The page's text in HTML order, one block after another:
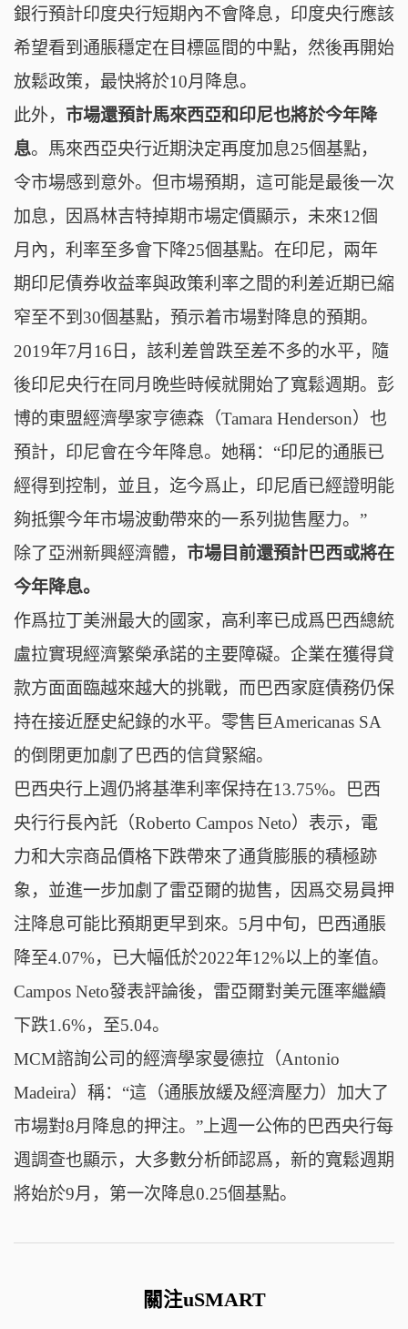
銀行預計印度央行短期內不會降息，印度央行應該
希望看到通脹穩定在目標區間的中點，然後再開始
放鬆政策，最快將於10月降息。
此外， 市場還預計馬來西亞和印尼也將於今年降
息。馬來西亞央行近期決定再度加息25個基點，
令市場感到意外。但市場預期，這可能是最後一次
加息，因爲林吉特掉期市場定價顯示，未來12個
月內，利率至多會下降25個基點。在印尼，兩年
期印尼債券收益率與政策利率之間的利差近期已縮
窄至不到30個基點，預示着市場對降息的預期。
2019年7月16日，該利差曾跌至差不多的水平，隨
後印尼央行在同月晚些時候就開始了寬鬆週期。彭
博的東盟經濟學家亨德森（Tamara Henderson）也
預計，印尼會在今年降息。她稱：“印尼的通脹已
經得到控制，並且，迄今爲止，印尼盾已經證明能
夠抵禦今年市場波動帶來的一系列拋售壓力。”
除了亞洲新興經濟體， 市場目前還預計巴西或將在
今年降息。
作爲拉丁美洲最大的國家，高利率已成爲巴西總統
盧拉實現經濟繁榮承諾的主要障礙。企業在獲得貸
款方面面臨越來越大的挑戰，而巴西家庭債務仍保
持在接近歷史紀錄的水平。零售巨Americanas SA
的倒閉更加劇了巴西的信貸緊縮。
巴西央行上週仍將基準利率保持在13.75%。巴西
央行行長內託（Roberto Campos Neto）表示，電
力和大宗商品價格下跌帶來了通貨膨脹的積極跡
象，並進一步加劇了雷亞爾的拋售，因爲交易員押
注降息可能比預期更早到來。5月中旬，巴西通脹
降至4.07%，已大幅低於2022年12%以上的峯值。
Campos Neto發表評論後，雷亞爾對美元匯率繼續
下跌1.6%，至5.04。
MCM諮詢公司的經濟學家曼德拉（Antonio
Madeira）稱：“這（通脹放緩及經濟壓力）加大了
市場對8月降息的押注。”上週一公佈的巴西央行每
週調查也顯示，大多數分析師認爲，新的寬鬆週期
將始於9月，第一次降息0.25個基點。
關注uSMART